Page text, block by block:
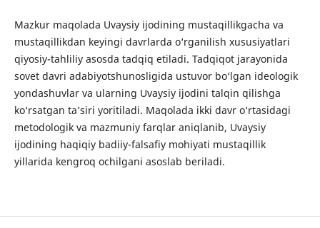
Mazkur maqolada Uvaysiy ijodining mustaqillikgacha va
mustaqillikdan keyingi davrlarda o‘rganilish xususiyatlari
qiyosiy-tahliliy asosda tadqiq etiladi. Tadqiqot jarayonida
sovet davri adabiyotshunosligida ustuvor bo‘lgan ideologik
yondashuvlar va ularning Uvaysiy ijodini talqin qilishga
ko‘rsatgan ta’siri yoritiladi. Maqolada ikki davr o‘rtasidagi
metodologik va mazmuniy farqlar aniqlanib, Uvaysiy
ijodining haqiqiy badiiy-falsafiy mohiyati mustaqillik
yillarida kengroq ochilgani asoslab beriladi.